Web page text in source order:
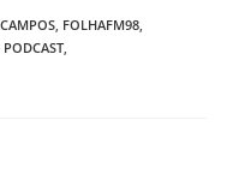
FOLHAFM98
PODCAST